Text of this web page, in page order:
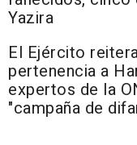
Yazira
El Ejército
pertenencia a
expertos de la
"campaña de